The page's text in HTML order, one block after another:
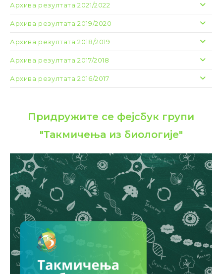
Архива резултата 2021/2022
Архива резултата 2019/2020
Архива резултата 2018/2019
Архива резултата 2017/2018
Архива резултата 2016/2017
Придружите се фејсбук групи
"Такмичења из биологије"